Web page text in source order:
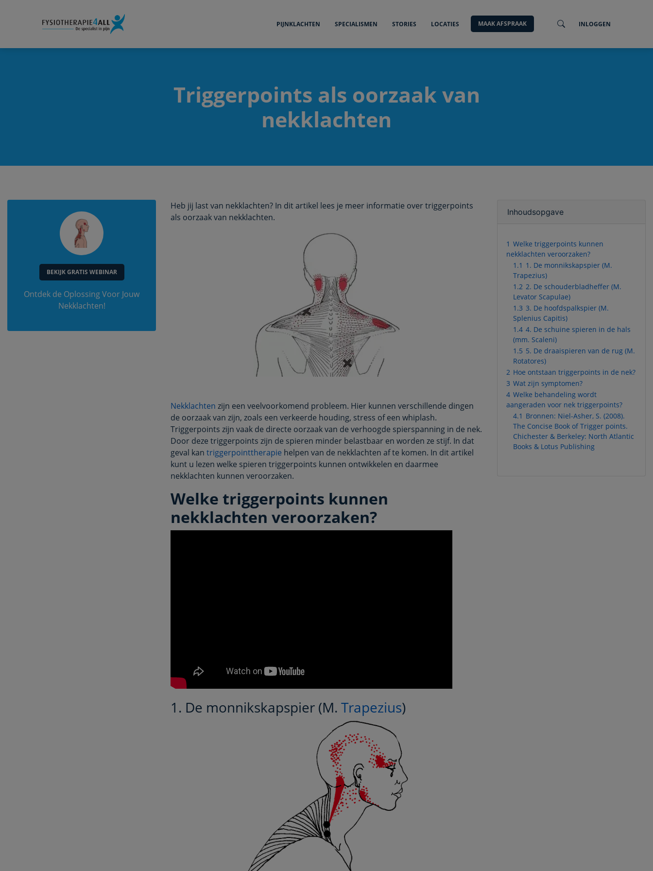
PIJNKLACHTEN SPECIALISMEN STORIES LOCATIES MAAK AFSPRAAK INLOGGEN
Triggerpoints als oorzaak van
nekklachten
BEKIJK GRATIS WEBINAR
Ontdek de Oplossing Voor Jouw
Nekklachten!
Heb jij last van nekklachten? In dit artikel lees je meer informatie over triggerpoints
als oorzaak van nekklachten.
Nekklachten zijn een veelvoorkomend probleem. Hier kunnen verschillende dingen
de oorzaak van zijn, zoals een verkeerde houding, stress of een whiplash.
Triggerpoints zijn vaak de directe oorzaak van de verhoogde spierspanning in de nek.
Door deze triggerpoints zijn de spieren minder belastbaar en worden ze stijf. In dat
geval kan triggerpointtherapie helpen van de nekklachten af te komen. In dit artikel
kunt u lezen welke spieren triggerpoints kunnen ontwikkelen en daarmee
nekklachten kunnen veroorzaken.
Welke triggerpoints kunnen
nekklachten veroorzaken?
1. De monnikskapspier (M. Trapezius)
Inhoudsopgave
1 Welke triggerpoints kunnen
nekklachten veroorzaken?
1.1 1. De monnikskapspier (M.
Trapezius)
1.2 2. De schouderbladheffer (M.
Levator Scapulae)
1.3 3. De hoofdspalkspier (M.
Splenius Capitis)
1.4 4. De schuine spieren in de hals
(mm. Scaleni)
1.5 5. De draaispieren van de rug (M.
Rotatores)
2 Hoe ontstaan triggerpoints in de nek?
3 Wat zijn symptomen?
4 Welke behandeling wordt
aangeraden voor nek triggerpoints?
4.1 Bronnen: Niel-Asher, S. (2008).
The Concise Book of Trigger points.
Chichester & Berkeley: North Atlantic
Books & Lotus Publishing